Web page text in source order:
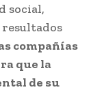
social,
compañías
que la
de su